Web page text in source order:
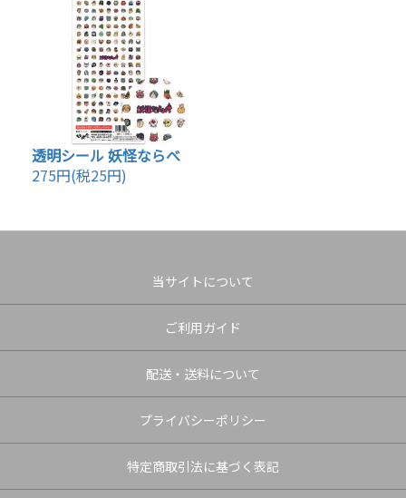
透明シール 妖怪ならべ
275円(税25円)
当サイトについて
ご利用ガイド
配送・送料について
プライバシーポリシー
特定商取引法に基づく表記